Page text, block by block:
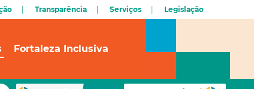
Transparência Serviços Legislação
Fortaleza Inclusiva